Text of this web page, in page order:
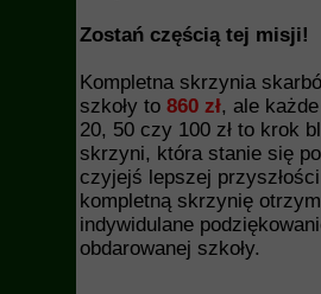
Zostań częścią tej misji!
Kompletna skrzynia
szkoły to 860 zł, ale
20, 50 czy 100 zł to krok
skrzyni, która stanie się
czyjejś lepszej
kompletną skrzynię
indywidulane
obdarowanej szkoły.